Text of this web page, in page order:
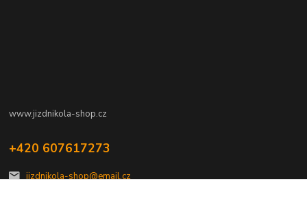
www.jizdnikola-shop.cz
+420 607617273
jizdnikola-shop@email.cz